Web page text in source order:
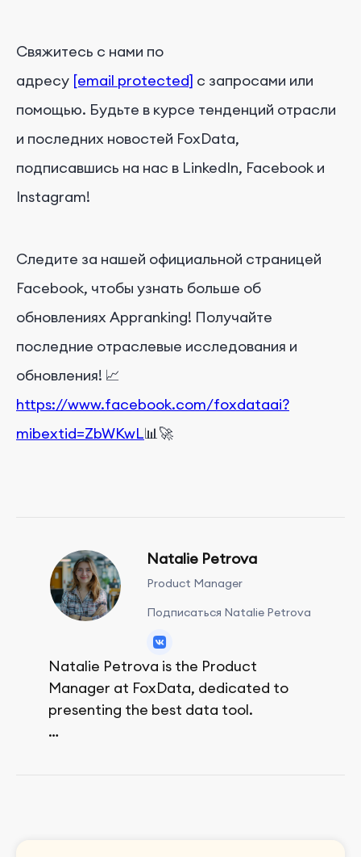
Свяжитесь с нами по
адресу [email protected] с запросами или
помощью. Будьте в курсе тенденций отрасли
и последних новостей FoxData,
подписавшись на нас в LinkedIn, Facebook и
Instagram!
Следите за нашей официальной страницей
Facebook, чтобы узнать больше об
обновлениях Appranking! Получайте
последние отраслевые исследования и
обновления! 📈
https://www.facebook.com/foxdataai?
mibextid=ZbWKwL📊🚀
Natalie Petrova
Product Manager
Подписаться Natalie Petrova
Natalie Petrova is the Product
Manager at FoxData, dedicated to
presenting the best data tool.